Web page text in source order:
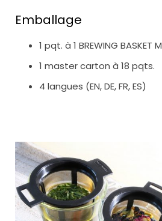
Emballage
1 pqt. à 1 BREWING BASKET M
1 master carton à 18 pqts.
4 langues (EN, DE, FR, ES)